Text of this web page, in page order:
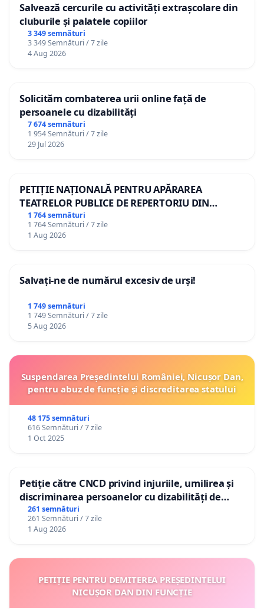
Salvează cercurile cu activități extrașcolare din
cluburile și palatele copiilor
3 349 semnături
3 349 Semnături / 7 zile
4 Aug 2026
Solicităm combaterea urii online față de
persoanele cu dizabilități
7 674 semnături
1 954 Semnături / 7 zile
29 Jul 2026
PETIȚIE NAȚIONALĂ PENTRU APĂRAREA
TEATRELOR PUBLICE DE REPERTORIU DIN
ROMÂNIA
1 764 semnături
1 764 Semnături / 7 zile
1 Aug 2026
Salvați-ne de numărul excesiv de urși!
1 749 semnături
1 749 Semnături / 7 zile
5 Aug 2026
Suspendarea Președintelui României, Nicușor Dan,
pentru abuz de funcție și discreditarea statului
48 175 semnături
616 Semnături / 7 zile
1 Oct 2025
Petiție către CNCD privind injuriile, umilirea și
discriminarea persoanelor cu dizabilități de
către utilizatorul TikTok „Gorici”
261 semnături
261 Semnături / 7 zile
1 Aug 2026
PETIȚIE PENTRU DEMITEREA PREȘEDINTELUI
NICUȘOR DAN DIN FUNCȚIE